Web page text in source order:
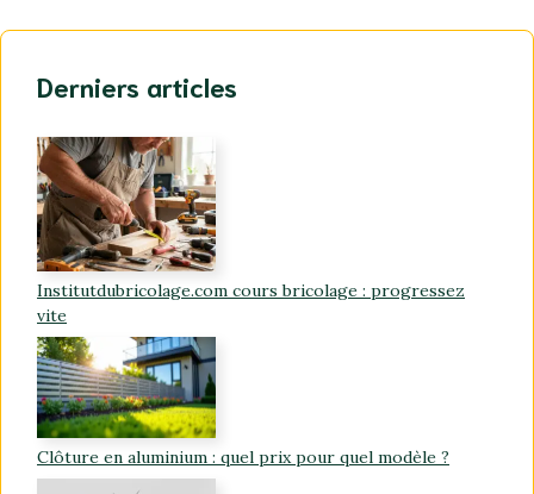
Derniers articles
Institutdubricolage.com cours bricolage : progressez
vite
Clôture en aluminium : quel prix pour quel modèle ?